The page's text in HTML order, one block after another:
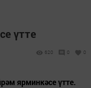
үтте
620 0 0
ярминкәсе үтте.